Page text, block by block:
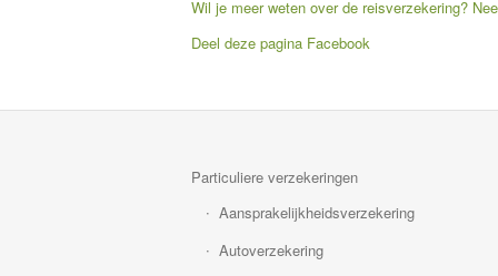
Wil je meer weten over de reisverzekering?
Deel deze pagina Facebook
Particuliere verzekeringen
Aansprakelijkheidsverzekering
Autoverzekering